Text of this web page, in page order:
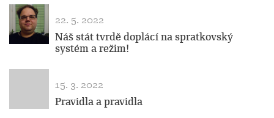
22. 5. 2022
Náš stát tvrdě doplácí na spratkovský
systém a režim!
15. 3. 2022
Pravidla a pravidla